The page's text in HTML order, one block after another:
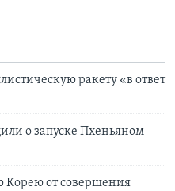
ракету «в ответ
о запуске Пхеньяном
Корею от совершения